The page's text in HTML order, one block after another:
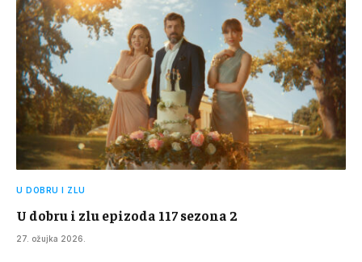
U DOBRU I ZLU
U dobru i zlu epizoda 117 sezona 2
27. ožujka 2026.